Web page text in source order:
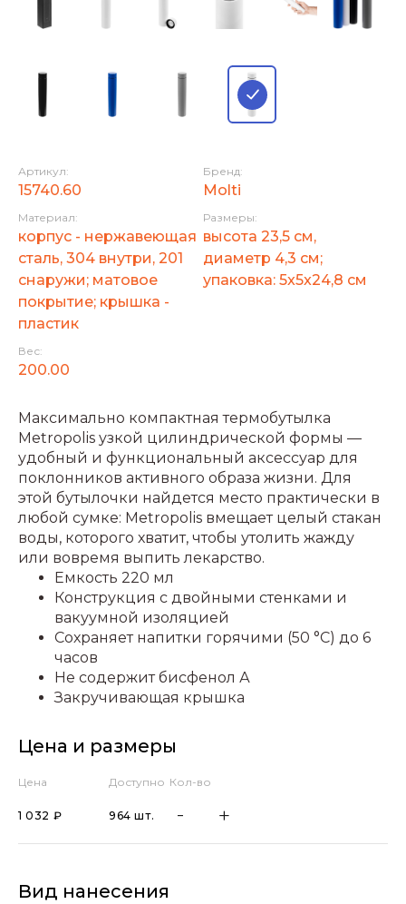
Артикул:
15740.60
Бренд:
Molti
Материал:
корпус - нержавеющая
сталь, 304 внутри, 201
снаружи; матовое
покрытие; крышка -
пластик
Размеры:
высота 23,5 см,
диаметр 4,3 см;
упаковка: 5x5x24,8 см
Вес:
200.00
Максимально компактная термобутылка
Metropolis узкой цилиндрической формы —
удобный и функциональный аксессуар для
поклонников активного образа жизни. Для
этой бутылочки найдется место практически в
любой сумке: Metropolis вмещает целый стакан
воды, которого хватит, чтобы утолить жажду
или вовремя выпить лекарство.
Емкость 220 мл
Конструкция с двойными стенками и
вакуумной изоляцией
Сохраняет напитки горячими (50 °С) до 6
часов
Не содержит бисфенол А
Закручивающая крышка
Цена и размеры
Цена Доступно Кол-во
1 032 ₽ 964 шт.
Вид нанесения